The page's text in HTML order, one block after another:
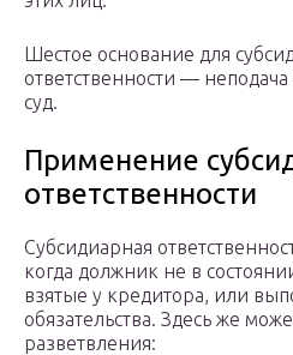
Шестое основание для
ответственности —
суд.
Применение
ответственности
Субсидиарная
когда должник не в
взятые у кредитора, или
обязательства. Здесь же
разветвления: